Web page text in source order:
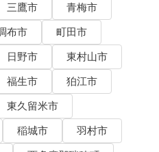
三鷹市
青梅市
布市
町田市
日野市
東村山市
福生市
狛江市
東久留米市
稲城市
羽村市